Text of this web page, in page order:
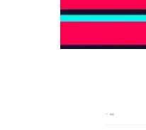
一、抖音